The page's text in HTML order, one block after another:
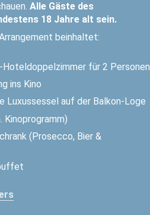
Alle Gäste des
18 Jahre alt sein.
beinhaltet:
Hoteldoppelzimmer für 2 Personen
ins Kino
Luxussessel auf der Balkon-Loge
Kinoprogramm)
(Prosecco, Bier &